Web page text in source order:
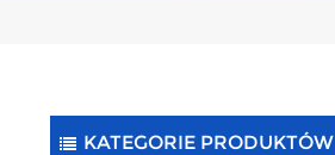
KATEGORIE PRODUKTÓW